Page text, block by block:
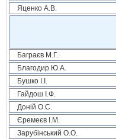
Яценко А.В.
Баграєв М.Г.
Благодир Ю.А.
Бушко І.І.
Гайдош І.Ф.
Доній О.С.
Єремеєв І.М.
Зарубінський О.О.